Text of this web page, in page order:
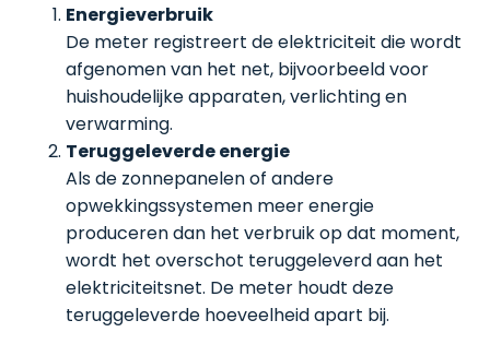
Energieverbruik
De meter registreert de elektriciteit die wordt
afgenomen van het net, bijvoorbeeld voor
huishoudelijke apparaten, verlichting en
verwarming.
Teruggeleverde energie
Als de zonnepanelen of andere
opwekkingssystemen meer energie
produceren dan het verbruik op dat moment,
wordt het overschot teruggeleverd aan het
elektriciteitsnet. De meter houdt deze
teruggeleverde hoeveelheid apart bij.